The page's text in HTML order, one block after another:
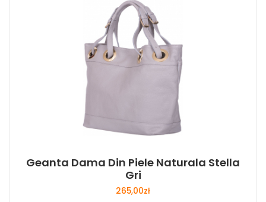
Geanta Dama Din Piele Naturala Stella
Gri
265,00zł